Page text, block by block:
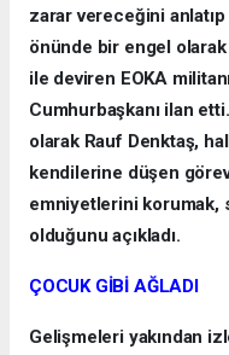
zarar vereceğini anlatıp
önünde bir engel
ile deviren EOKA
Cumhurbaşkanı ilan
olarak Rauf Denktaş,
kendilerine düşen
emniyetlerini korumak,
olduğunu açıkladı.
ÇOCUK GİBİ AĞLADI
Gelişmeleri yakından